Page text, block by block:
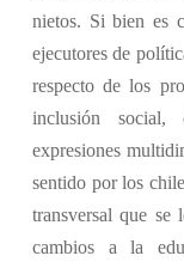
nietos. Si bien es
ejecutores de
respecto de los
inclusión social,
expresiones
sentido por los
transversal que
cambios a la